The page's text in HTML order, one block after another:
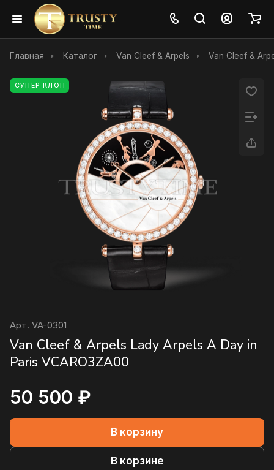
Главная Каталог Van Cleef & Arpels Van Cleef &
СУПЕР КЛОН
Арт. VA-0301
Van Cleef & Arpels Lady Arpels A Day in
Paris VCARO3ZA00
50 500 ₽
В корзину
В корзине